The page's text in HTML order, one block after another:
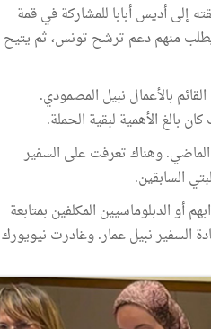
إلى أديس أبابا للمشاركة في قمة
ويطلب منهم دعم ترشح تونس، ثم يتيح
بالأعمال نبيل المصمودي.
الأهمية لبقية الحملة.
وهناك تعرفت على السفير
السابقين.
أو الدبلوماسيين المكلفين بمتابعة
السفير نبيل عمار. وغادرت نيويورك